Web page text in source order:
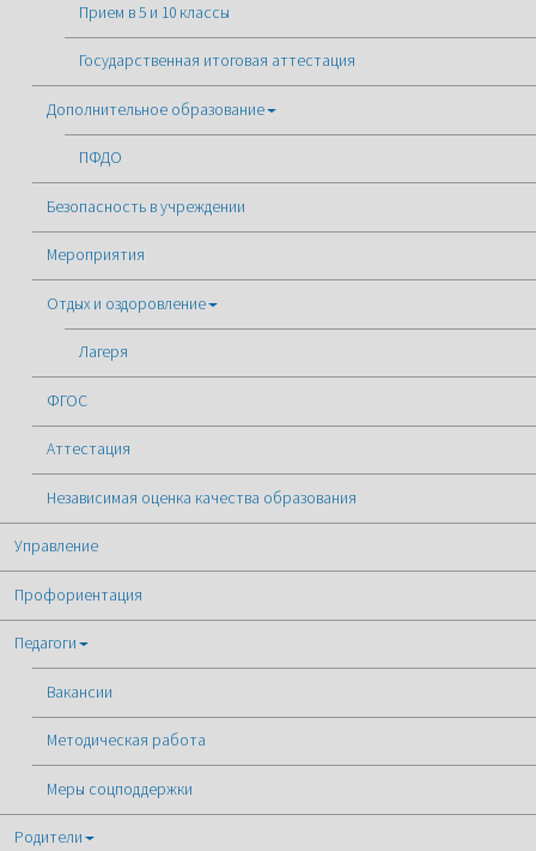
Прием в 5 и 10 классы
Государственная итоговая аттестация
Дополнительное образование
ПФДО
Безопасность в учреждении
Мероприятия
Отдых и оздоровление
Лагеря
ФГОС
Аттестация
Независимая оценка качества образования
Управление
Профориентация
Педагоги
Вакансии
Методическая работа
Меры соцподдержки
Родители